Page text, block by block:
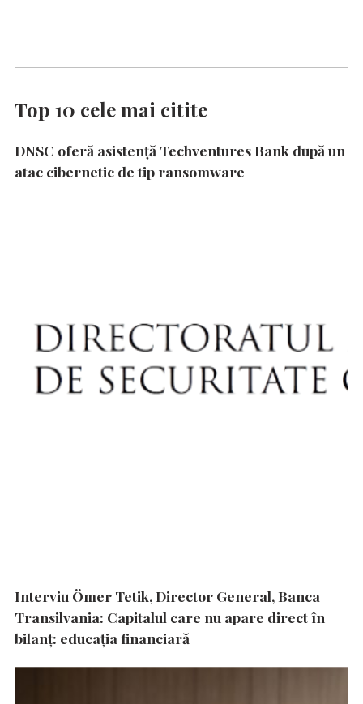
Top 10 cele mai citite
DNSC oferă asistență Techventures Bank după un
atac cibernetic de tip ransomware
Interviu Ömer Tetik, Director General, Banca
Transilvania: Capitalul care nu apare direct în
bilanț: educația financiară